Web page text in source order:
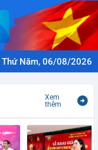
Thứ Năm, 06/08/2026
Xem
thêm